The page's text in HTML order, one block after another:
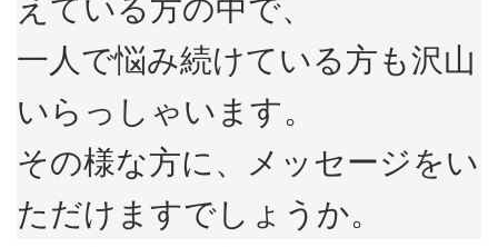
えている方の中で、
一人で悩み続けている方も沢山
いらっしゃいます。
その様な方に、メッセージをい
ただけますでしょうか。